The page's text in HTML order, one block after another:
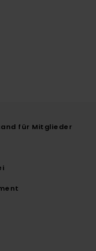
für Mitglieder